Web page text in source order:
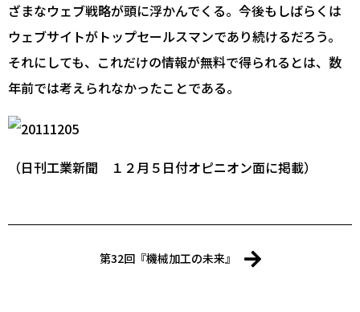
ざまなウェブ戦略が頭に浮かんでくる。今後もしばらくは
ウェブサイトがトップセールスマンであり続けるだろう。
それにしても、これだけの情報が無料で得られるとは、数
年前では考えられなかったことである。
（日刊工業新聞 １２月５日付オピニオン面に掲載）
第32回『機械加工の未来』